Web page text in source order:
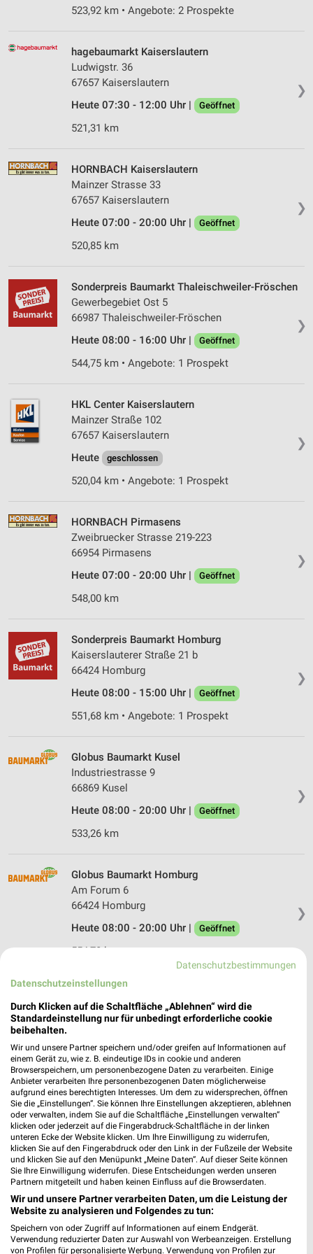
523,92 km • Angebote: 2 Prospekte
❯
hagebaumarkt Kaiserslautern
Ludwigstr. 36
67657 Kaiserslautern
Heute 07:30 - 12:00 Uhr |
Geöffnet
521,31 km
❯
HORNBACH Kaiserslautern
Mainzer Strasse 33
67657 Kaiserslautern
Heute 07:00 - 20:00 Uhr |
Geöffnet
520,85 km
❯
Sonderpreis Baumarkt Thaleischweiler-Fröschen
Gewerbegebiet Ost 5
66987 Thaleischweiler-Fröschen
Heute 08:00 - 16:00 Uhr |
Geöffnet
544,75 km • Angebote: 1 Prospekt
❯
HKL Center Kaiserslautern
Mainzer Straße 102
67657 Kaiserslautern
Heute
geschlossen
520,04 km • Angebote: 1 Prospekt
❯
HORNBACH Pirmasens
Zweibruecker Strasse 219-223
66954 Pirmasens
Heute 07:00 - 20:00 Uhr |
Geöffnet
548,00 km
❯
Sonderpreis Baumarkt Homburg
Kaiserslauterer Straße 21 b
66424 Homburg
Heute 08:00 - 15:00 Uhr |
Geöffnet
551,68 km • Angebote: 1 Prospekt
❯
Globus Baumarkt Kusel
Industriestrasse 9
66869 Kusel
Heute 08:00 - 20:00 Uhr |
Geöffnet
533,26 km
❯
Globus Baumarkt Homburg
Am Forum 6
66424 Homburg
Heute 08:00 - 20:00 Uhr |
Geöffnet
554,70 km
Globus Baumarkt Zweibrücken
Wilkstraße 2
66482 Zweibrücken
Heute 07:30 - 20:00 Uhr | Geöffnet
558,97 km
hagebaumarkt Bexbach
Am Kraftwerk 1
66450 Bexbach
Heute 08:00 - 18:00 Uhr |
Geöffnet
556,18 km
OBI Neunkirchen
Bliesstraße 80
Datenschutzbestimmungen
Datenschutzeinstellungen
Durch Klicken auf die Schaltfläche „Ablehnen“ wird die
Standardeinstellung nur für unbedingt erforderliche cookie
beibehalten.
Wir und unsere Partner speichern und/oder greifen auf Informationen auf
einem Gerät zu, wie z. B. eindeutige IDs in cookie und anderen
Browserspeichern, um personenbezogene Daten zu verarbeiten. Einige
Anbieter verarbeiten Ihre personenbezogenen Daten möglicherweise
aufgrund eines berechtigten Interesses. Um dem zu widersprechen, öffnen
Sie die „Einstellungen“. Sie können Ihre Einstellungen akzeptieren, ablehnen
oder verwalten, indem Sie auf die Schaltfläche „Einstellungen verwalten“
klicken oder jederzeit auf die Fingerabdruck-Schaltfläche in der linken
unteren Ecke der Website klicken. Um Ihre Einwilligung zu widerrufen,
klicken Sie auf den Fingerabdruck oder den Link in der Fußzeile der Website
und klicken Sie auf den Menüpunkt „Meine Daten“. Auf dieser Seite können
Sie Ihre Einwilligung widerrufen. Diese Entscheidungen werden unseren
Partnern mitgeteilt und haben keinen Einfluss auf die Browserdaten.
Wir und unsere Partner verarbeiten Daten, um die Leistung der
Website zu analysieren und Folgendes zu tun:
Speichern von oder Zugriff auf Informationen auf einem Endgerät.
Verwendung reduzierter Daten zur Auswahl von Werbeanzeigen. Erstellung
von Profilen für personalisierte Werbung. Verwendung von Profilen zur